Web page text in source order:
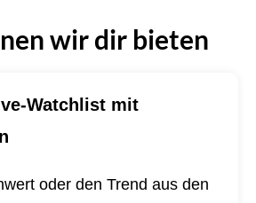
wir dir bieten
Watchlist mit
oder den Trend aus den